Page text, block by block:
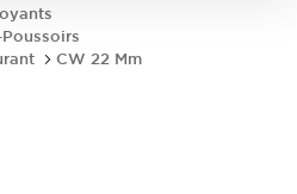
CW 22 Mm